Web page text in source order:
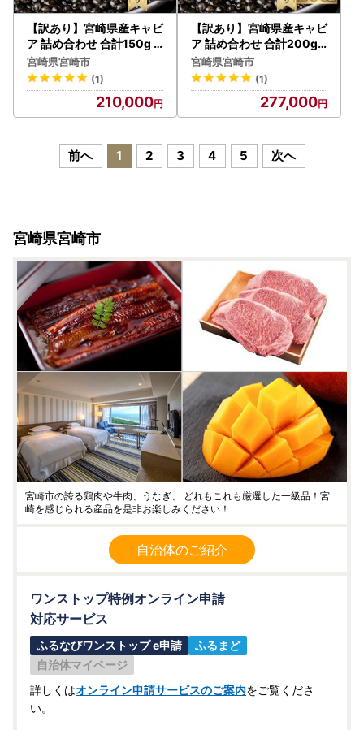
【訳あり】宮崎県産キャビ
ア 詰め合わせ 合計150g
魚卵 キャビア
宮崎県宮崎市
(1)
210,000
【訳あり】宮崎県産キャビ
ア 詰め合わせ 合計200g
魚卵 キャビア
宮崎県宮崎市
(1)
277,000
前へ 1 2 3 4 5 次へ
宮崎県宮崎市
宮崎市の誇る鶏肉や牛肉、うなぎ、 どれもこれも厳選した一級品！宮
崎を感じられる産品を是非お楽しみください！
自治体のご紹介
ワンストップ特例オンライン申請
対応サービス
ふるなびワンストップ e申請
ふるまど
自治体マイページ
詳しくはオンライン申請サービスのご案内をご覧くださ
い。